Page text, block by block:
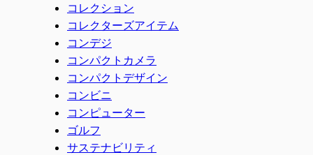
コレクション
コレクターズアイテム
コンデジ
コンパクトカメラ
コンパクトデザイン
コンビニ
コンピューター
ゴルフ
サステナビリティ